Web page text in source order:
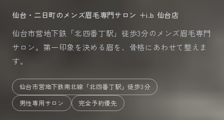
仙台・二日町のメンズ眉毛専門サロン ＋i.b 仙台店
仙台市営地下鉄「北四番丁駅」徒歩3分のメンズ眉毛専門
サロン。第一印象を決める眉を、骨格にあわせて整えま
す。
仙台市営地下鉄南北線「北四番丁駅」徒歩3分
男性専用サロン
完全予約優先